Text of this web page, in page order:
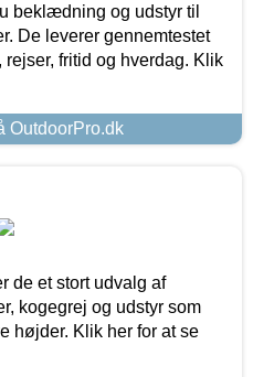
beklædning og udstyr til
De leverer gennemtestet
fritid og hverdag. Klik
OutdoorPro.dk
de et stort udvalg af
kogegrej og udstyr som
højder. Klik her for at se